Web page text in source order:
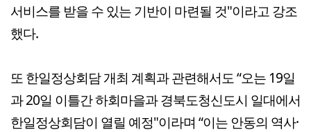
서비스를 받을 수 있는 기반이 마련될 것"이라고 강조
했다.
또 한일정상회담 개최 계획과 관련해서도 “오는 19일
과 20일 이틀간 하회마을과 경북도청신도시 일대에서
한일정상회담이 열릴 예정"이라며 “이는 안동의 역사·